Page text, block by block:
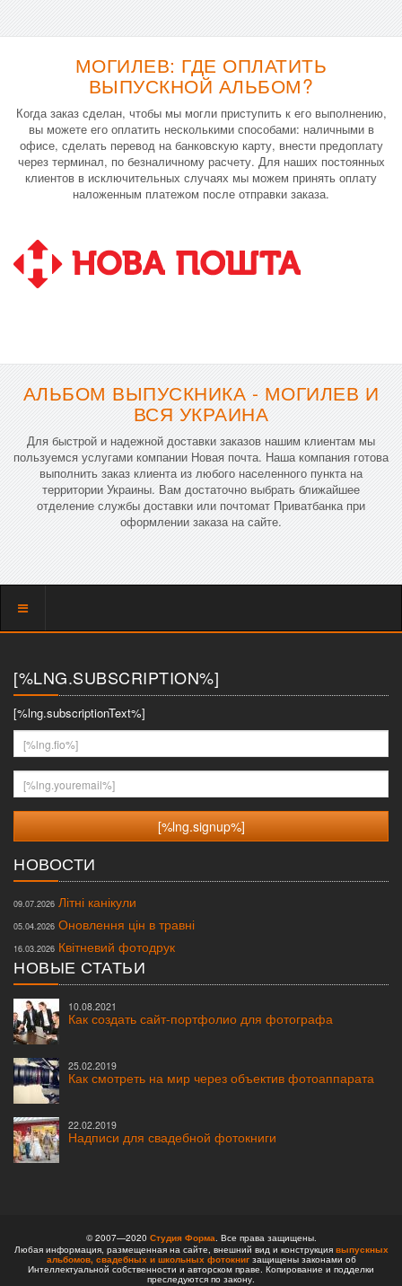
МОГИЛЕВ: ГДЕ ОПЛАТИТЬ
ВЫПУСКНОЙ АЛЬБОМ?
Когда заказ сделан, чтобы мы могли приступить к его выполнению,
вы можете его оплатить несколькими способами: наличными в
офисе, сделать перевод на банковскую карту, внести предоплату
через терминал, по безналичному расчету. Для наших постоянных
клиентов в исключительных случаях мы можем принять оплату
наложенным платежом после отправки заказа.
АЛЬБОМ ВЫПУСКНИКА - МОГИЛЕВ И
ВСЯ УКРАИНА
Для быстрой и надежной доставки заказов нашим клиентам мы
пользуемся услугами компании Новая почта. Наша компания готова
выполнить заказ клиента из любого населенного пункта на
территории Украины. Вам достаточно выбрать ближайшее
отделение службы доставки или почтомат Приватбанка при
оформлении заказа на сайте.
Показать
[%LNG.SUBSCRIPTION%]
[%lng.subscriptionText%]
[%lng.fio%]
[%lng.youremail%]
НОВОСТИ
09.07.2026 Літні канікули
05.04.2026 Оновлення цін в травні
16.03.2026 Квітневий фотодрук
НОВЫЕ СТАТЬИ
10.08.2021
Как создать сайт-портфолио для фотографа
25.02.2019
Как смотреть на мир через объектив фотоаппарата
22.02.2019
Надписи для свадебной фотокниги
© 2007—2020 Студия Форма. Все права защищены.
Любая информация, размещенная на сайте, внешний вид и конструкция выпускных
альбомов, свадебных и школьных фотокнигзащищены законами об
Интеллектуальной собственности и авторском праве. Копирование и подделки
преследуются по закону.